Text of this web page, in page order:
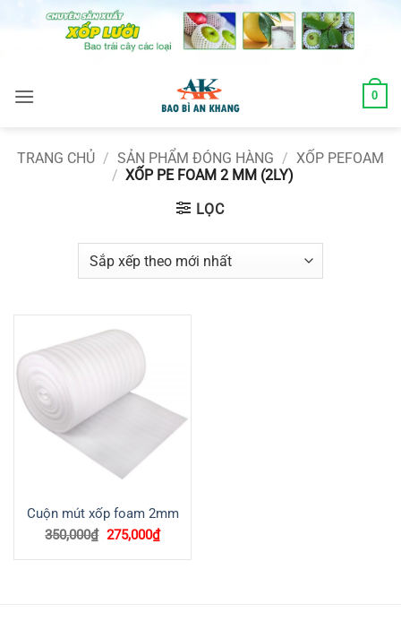
0
TRANG CHỦ / SẢN PHẨM ĐÓNG HÀNG / XỐP PEFOAM
/ XỐP PE FOAM 2 MM (2LY)
LỌC
Cuộn mút xốp foam 2mm
350,000₫ Giá
là:
275,000₫Giá
hiện
tại